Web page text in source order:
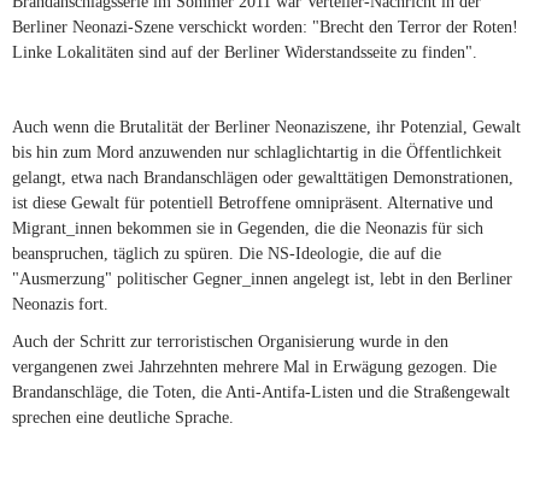
Berliner Neonazi-Szene verschickt worden: "Brecht den Terror der Roten!
Linke Lokalitäten sind auf der Berliner Widerstandsseite zu finden".
Auch wenn die Brutalität der Berliner Neonaziszene, ihr Potenzial, Gewalt
bis hin zum Mord anzuwenden nur schlaglichtartig in die Öffentlichkeit
gelangt, etwa nach Brandanschlägen oder gewalttätigen Demonstrationen,
ist diese Gewalt für potentiell Betroffene omnipräsent. Alternative und
Migrant_innen bekommen sie in Gegenden, die die Neonazis für sich
beanspruchen, täglich zu spüren. Die NS-Ideologie, die auf die
"Ausmerzung" politischer Gegner_innen angelegt ist, lebt in den Berliner
Neonazis fort.
Auch der Schritt zur terroristischen Organisierung wurde in den
vergangenen zwei Jahrzehnten mehrere Mal in Erwägung gezogen. Die
Brandanschläge, die Toten, die Anti-Antifa-Listen und die Straßengewalt
sprechen eine deutliche Sprache.